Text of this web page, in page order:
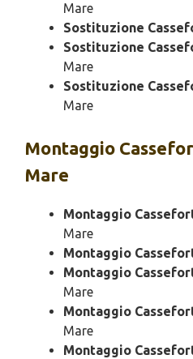
Mare
Sostituzione
Sostituzione
Mare
Sostituzione
Mare
Montaggio
Mare
Montaggio
Mare
Montaggio
Montaggio
Mare
Montaggio
Mare
Montaggio